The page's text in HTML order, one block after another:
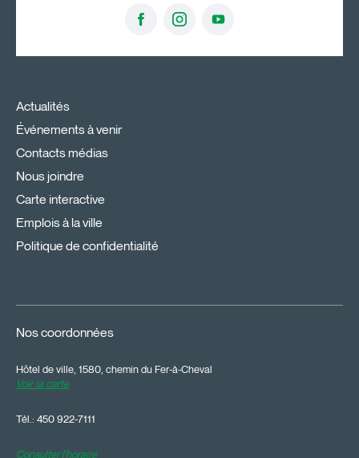
Actualités
Événements à venir
Contacts médias
Nous joindre
Carte interactive
Emplois à la ville
Politique de confidentialité
Nos coordonnées
Hôtel de ville, 1580, chemin du Fer-à-Cheval
Voir la carte
Tél.: 450 922-7111
Consulter l'horaire